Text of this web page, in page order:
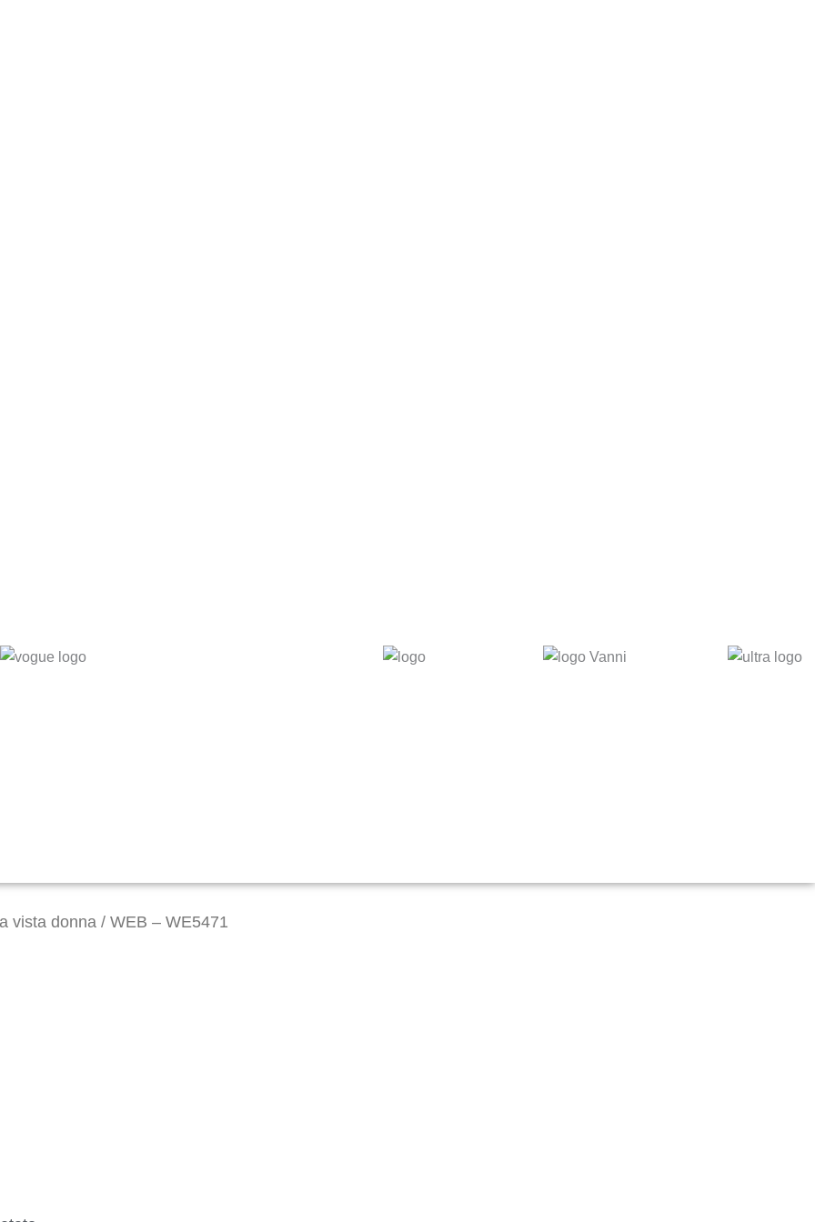
vista donna / WEB – WE5471